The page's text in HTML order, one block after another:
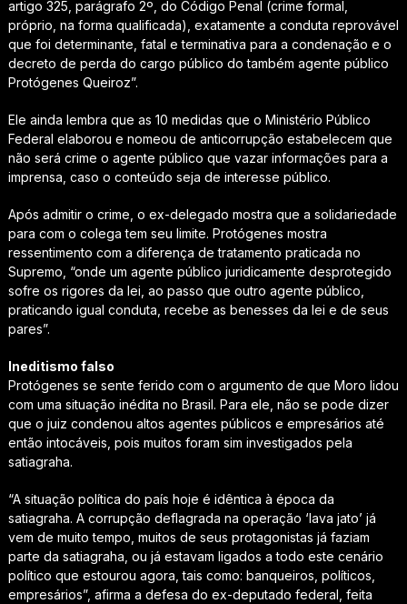
artigo 325, parágrafo 2º, do Código Penal (crime formal,
próprio, na forma qualificada), exatamente a conduta reprovável
que foi determinante, fatal e terminativa para a condenação e o
decreto de perda do cargo público do também agente público
Protógenes Queiroz”.
Ele ainda lembra que as 10 medidas que o Ministério Público
Federal elaborou e nomeou de anticorrupção estabelecem que
não será crime o agente público que vazar informações para a
imprensa, caso o conteúdo seja de interesse público.
Após admitir o crime, o ex-delegado mostra que a solidariedade
para com o colega tem seu limite. Protógenes mostra
ressentimento com a diferença de tratamento praticada no
Supremo, “onde um agente público juridicamente desprotegido
sofre os rigores da lei, ao passo que outro agente público,
praticando igual conduta, recebe as benesses da lei e de seus
pares”.
Ineditismo falso
Protógenes se sente ferido com o argumento de que Moro lidou
com uma situação inédita no Brasil. Para ele, não se pode dizer
que o juiz condenou altos agentes públicos e empresários até
então intocáveis, pois muitos foram sim investigados pela
satiagraha.
“A situação política do país hoje é idêntica à época da
satiagraha. A corrupção deflagrada na operação ‘lava jato’ já
vem de muito tempo, muitos de seus protagonistas já faziam
parte da satiagraha, ou já estavam ligados a todo este cenário
político que estourou agora, tais como: banqueiros, políticos,
empresários”, afirma a defesa do ex-deputado federal, feita